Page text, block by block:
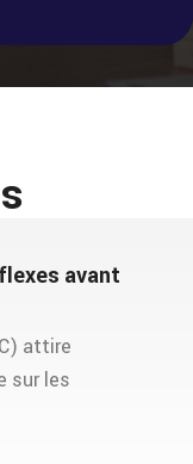
avant
attire
sur les